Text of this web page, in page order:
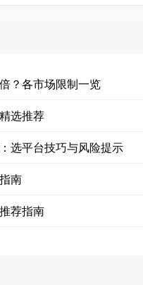
？各市场限制一览
选推荐
选平台技巧与风险提示
南
荐指南